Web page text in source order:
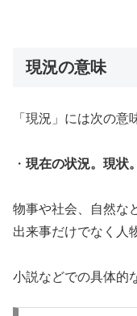
現況の意味
「現況」には次の意
・ 現在の状況。現状。
物事や社会、自然な
出来事だけでなく人
小説などでの具体的